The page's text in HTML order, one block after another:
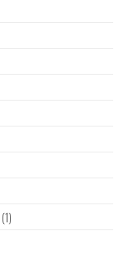
(1)